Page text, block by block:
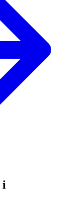
i